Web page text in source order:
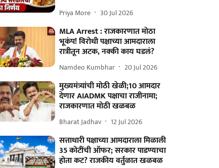
Priya More 30 Jul 2026
MLA Arrest : राजकारणात मोठा
भूकंप! विरोधी पक्षाच्या आमदाराला
रात्रीतून अटक, नक्की काय घडलं?
Namdeo Kumbhar 20 Jul 2026
मुख्यमंत्र्यांची मोठी खेळी;10 आमदार
देणार AIADMK पक्षाचा राजीनामा;
राजकारणात मोठी खळबळ
Bharat Jadhav 12 Jul 2026
सत्ताधारी पक्षाच्या आमदाराला मिळाली
35 कोटींची ऑफर; सरकार पाडण्याचा
होता कट? राजकीय वर्तुळात खळबळ